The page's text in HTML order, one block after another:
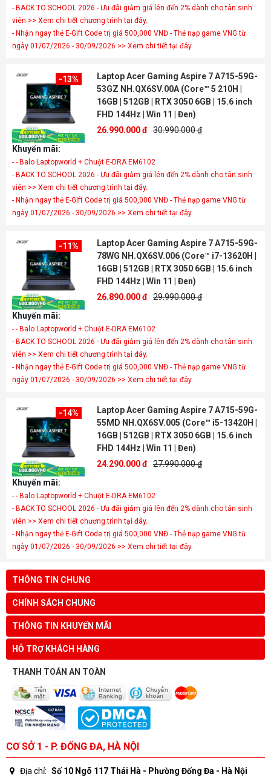
- BACK TO SCHOOL 2026 - Ưu đãi giảm giá lên đến 2% dành cho tân sinh
viên >> Xem chi tiết chương trình tại đây.
- Nhận ngay thẻ E-Gift Code trị giá 500,000 VNĐ - Thẻ nạp game VNG từ
ngày 01/07/2026 - 30/09/2026 >> Xem chi tiết tại đây.
-13%
Laptop Acer Gaming Aspire 7 A715-59G-
53GZ NH.QX6SV.00A (Core™ 5 210H |
16GB | 512GB | RTX 3050 6GB | 15.6 inch
FHD 144Hz | Win 11 | Đen)
26.990.000 đ 30.990.000 ₫
Khuyến mãi:
- - Balo Laptopworld + Chuột E-DRA EM6102
- BACK TO SCHOOL 2026 - Ưu đãi giảm giá lên đến 2% dành cho tân sinh
viên >> Xem chi tiết chương trình tại đây.
- Nhận ngay thẻ E-Gift Code trị giá 500,000 VNĐ - Thẻ nạp game VNG từ
ngày 01/07/2026 - 30/09/2026 >> Xem chi tiết tại đây.
-11%
Laptop Acer Gaming Aspire 7 A715-59G-
78WG NH.QX6SV.006 (Core™ i7-13620H |
16GB | 512GB | RTX 3050 6GB | 15.6 inch
FHD 144Hz | Win 11 | Đen)
26.890.000 đ 29.990.000 ₫
Khuyến mãi:
- - Balo Laptopworld + Chuột E-DRA EM6102
- BACK TO SCHOOL 2026 - Ưu đãi giảm giá lên đến 2% dành cho tân sinh
viên >> Xem chi tiết chương trình tại đây.
- Nhận ngay thẻ E-Gift Code trị giá 500,000 VNĐ - Thẻ nạp game VNG từ
ngày 01/07/2026 - 30/09/2026 >> Xem chi tiết tại đây.
-14%
Laptop Acer Gaming Aspire 7 A715-59G-
55MD NH.QX6SV.005 (Core™ i5-13420H |
16GB | 512GB | RTX 3050 6GB | 15.6 inch
FHD 144Hz | Win 11 | Đen)
24.290.000 đ 27.990.000 ₫
Khuyến mãi:
- - Balo Laptopworld + Chuột E-DRA EM6102
- BACK TO SCHOOL 2026 - Ưu đãi giảm giá lên đến 2% dành cho tân sinh
viên >> Xem chi tiết chương trình tại đây.
- Nhận ngay thẻ E-Gift Code trị giá 500,000 VNĐ - Thẻ nạp game VNG từ
ngày 01/07/2026 - 30/09/2026 >> Xem chi tiết tại đây.
THÔNG TIN CHUNG
CHÍNH SÁCH CHUNG
THÔNG TIN KHUYẾN MÃI
HỖ TRỢ KHÁCH HÀNG
THANH TOÁN AN TOÀN
CƠ SỞ 1 - P. ĐỐNG ĐA, HÀ NỘI
Địa chỉ: Số 10 Ngõ 117 Thái Hà - Phường Đống Đa - Hà Nội